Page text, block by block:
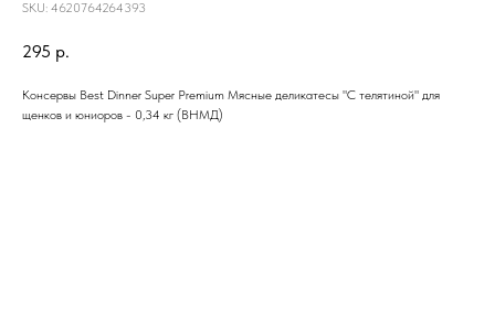
SKU: 4620764264393
295 р.
Консервы Best Dinner Super Premium Мясные деликатесы "С телятиной" для
щенков и юниоров - 0,34 кг (ВНМД)